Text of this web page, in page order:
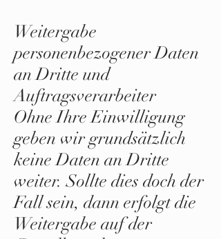
Weitergabe
personenbezogener Daten
an Dritte und
Auftragsverarbeiter
Ohne Ihre Einwilligung
geben wir grundsätzlich
keine Daten an Dritte
weiter. Sollte dies doch der
Fall sein, dann erfolgt die
Weitergabe auf der